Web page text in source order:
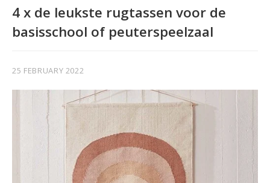
4 x de leukste rugtassen voor de
basisschool of peuterspeelzaal
25 FEBRUARY 2022